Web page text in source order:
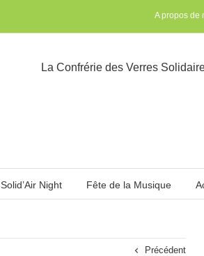
A propos de
La Confrérie des Verres
Solid’Air Night Fête de la Musique
Précédent